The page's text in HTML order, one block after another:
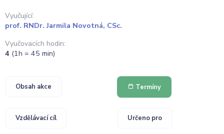
Vyučující:
prof. RNDr. Jarmila Novotná, CSc.
Vyučovacích hodin:
4 (1h = 45 min)
Obsah akce Termíny
Vzdělávací cíl Určeno pro